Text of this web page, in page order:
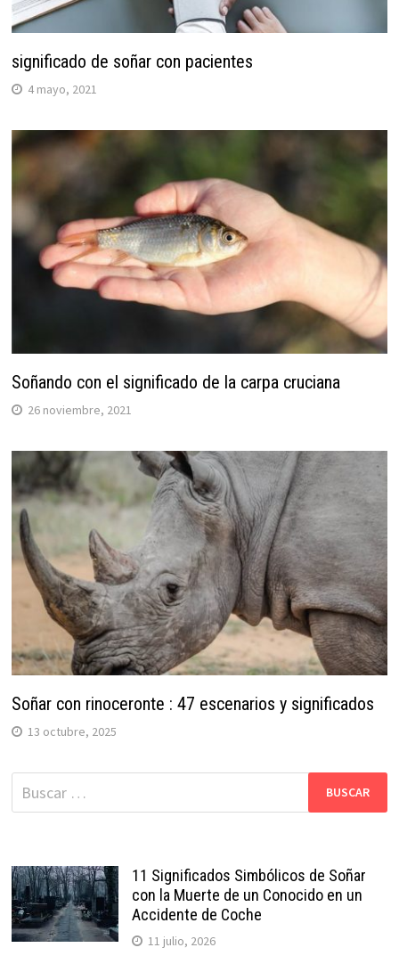
significado de soñar con pacientes
4 mayo, 2021
Soñando con el significado de la carpa cruciana
26 noviembre, 2021
Soñar con rinoceronte : 47 escenarios y significados
13 octubre, 2025
Buscar:
11 Significados Simbólicos de Soñar
con la Muerte de un Conocido en un
Accidente de Coche
11 julio, 2026